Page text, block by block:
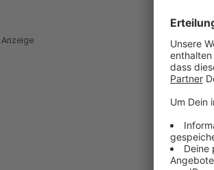
Anzeige